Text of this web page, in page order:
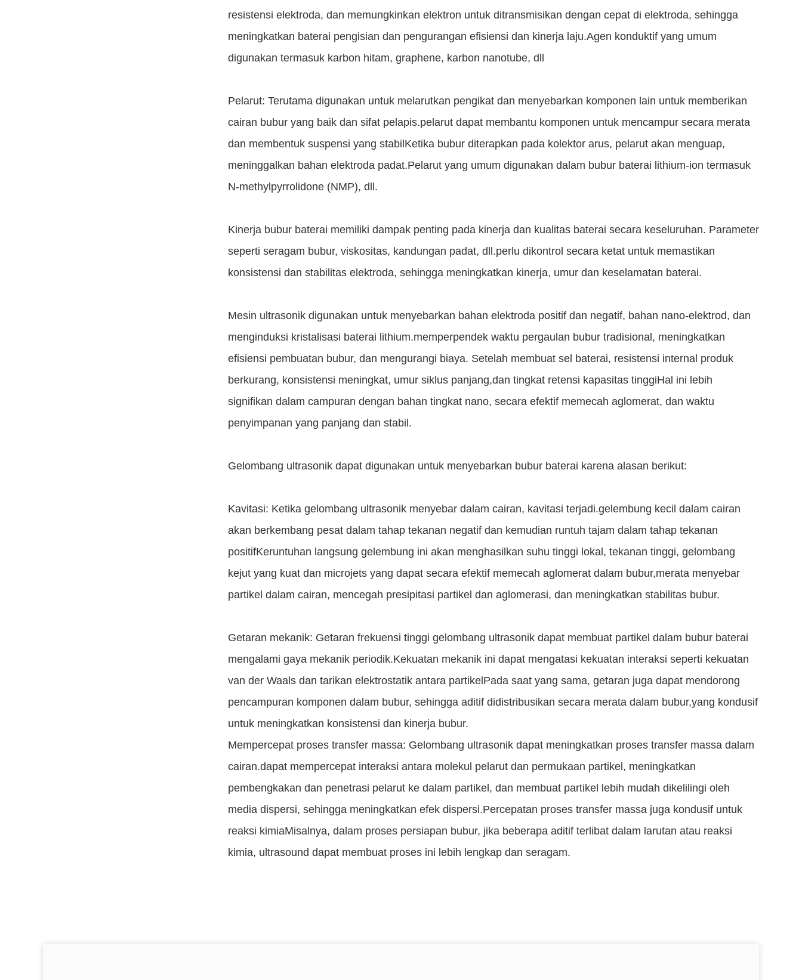
resistensi elektroda, dan memungkinkan elektron untuk ditransmisikan dengan cepat di elektroda, sehingga
meningkatkan baterai pengisian dan pengurangan efisiensi dan kinerja laju.Agen konduktif yang umum
digunakan termasuk karbon hitam, graphene, karbon nanotube, dll
Pelarut: Terutama digunakan untuk melarutkan pengikat dan menyebarkan komponen lain untuk memberikan
cairan bubur yang baik dan sifat pelapis.pelarut dapat membantu komponen untuk mencampur secara merata
dan membentuk suspensi yang stabilKetika bubur diterapkan pada kolektor arus, pelarut akan menguap,
meninggalkan bahan elektroda padat.Pelarut yang umum digunakan dalam bubur baterai lithium-ion termasuk
N-methylpyrrolidone (NMP), dll.
Kinerja bubur baterai memiliki dampak penting pada kinerja dan kualitas baterai secara keseluruhan. Parameter
seperti seragam bubur, viskositas, kandungan padat, dll.perlu dikontrol secara ketat untuk memastikan
konsistensi dan stabilitas elektroda, sehingga meningkatkan kinerja, umur dan keselamatan baterai.
Mesin ultrasonik digunakan untuk menyebarkan bahan elektroda positif dan negatif, bahan nano-elektrod, dan
menginduksi kristalisasi baterai lithium.memperpendek waktu pergaulan bubur tradisional, meningkatkan
efisiensi pembuatan bubur, dan mengurangi biaya. Setelah membuat sel baterai, resistensi internal produk
berkurang, konsistensi meningkat, umur siklus panjang,dan tingkat retensi kapasitas tinggiHal ini lebih
signifikan dalam campuran dengan bahan tingkat nano, secara efektif memecah aglomerat, dan waktu
penyimpanan yang panjang dan stabil.
Gelombang ultrasonik dapat digunakan untuk menyebarkan bubur baterai karena alasan berikut:
Kavitasi: Ketika gelombang ultrasonik menyebar dalam cairan, kavitasi terjadi.gelembung kecil dalam cairan
akan berkembang pesat dalam tahap tekanan negatif dan kemudian runtuh tajam dalam tahap tekanan
positifKeruntuhan langsung gelembung ini akan menghasilkan suhu tinggi lokal, tekanan tinggi, gelombang
kejut yang kuat dan microjets yang dapat secara efektif memecah aglomerat dalam bubur,merata menyebar
partikel dalam cairan, mencegah presipitasi partikel dan aglomerasi, dan meningkatkan stabilitas bubur.
Getaran mekanik: Getaran frekuensi tinggi gelombang ultrasonik dapat membuat partikel dalam bubur baterai
mengalami gaya mekanik periodik.Kekuatan mekanik ini dapat mengatasi kekuatan interaksi seperti kekuatan
van der Waals dan tarikan elektrostatik antara partikelPada saat yang sama, getaran juga dapat mendorong
pencampuran komponen dalam bubur, sehingga aditif didistribusikan secara merata dalam bubur,yang kondusif
untuk meningkatkan konsistensi dan kinerja bubur.
Mempercepat proses transfer massa: Gelombang ultrasonik dapat meningkatkan proses transfer massa dalam
cairan.dapat mempercepat interaksi antara molekul pelarut dan permukaan partikel, meningkatkan
pembengkakan dan penetrasi pelarut ke dalam partikel, dan membuat partikel lebih mudah dikelilingi oleh
media dispersi, sehingga meningkatkan efek dispersi.Percepatan proses transfer massa juga kondusif untuk
reaksi kimiaMisalnya, dalam proses persiapan bubur, jika beberapa aditif terlibat dalam larutan atau reaksi
kimia, ultrasound dapat membuat proses ini lebih lengkap dan seragam.